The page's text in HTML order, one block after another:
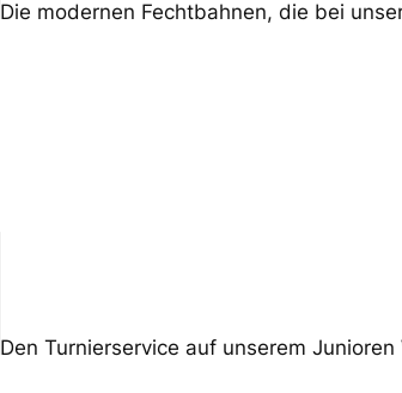
Die modernen Fechtbahnen, die bei
Den Turnierservice auf unserem